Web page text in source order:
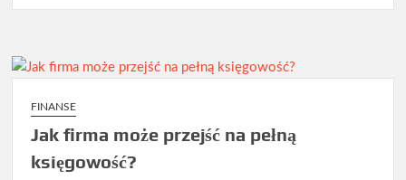
ewidencjonowany?
FINANSE
Jak firma może przejść na pełną
księgowość?